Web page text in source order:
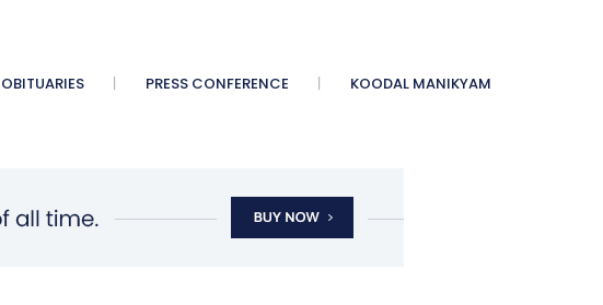
OBITUARIES PRESS CONFERENCE KOODAL MANIKYAM